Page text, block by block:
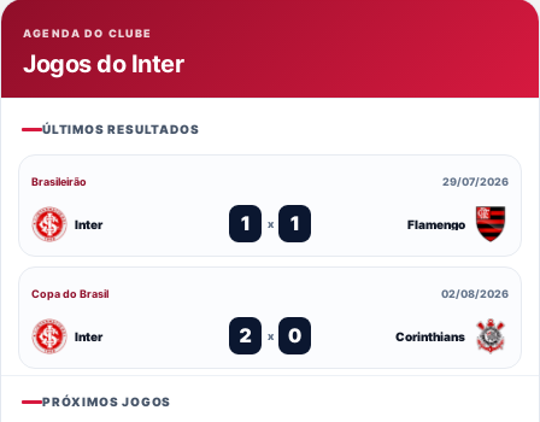
AGENDA DO CLUBE
Jogos do Inter
ÚLTIMOS RESULTADOS
Brasileirão 29/07/2026
Inter 1 x 1 Flamengo
Copa do Brasil 02/08/2026
Inter 2 x 0 Corinthians
PRÓXIMOS JOGOS